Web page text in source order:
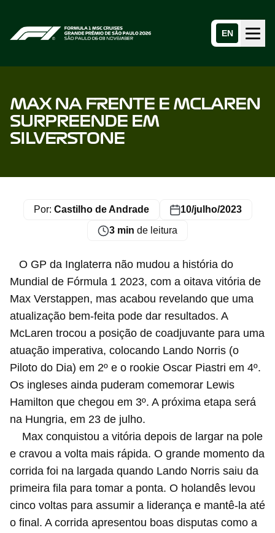
EN
MAX NA FRENTE E MCLAREN
SURPREENDE EM
SILVERSTONE
Por: Castilho de Andrade
10/julho/2023
3 min de leitura
O GP da Inglaterra não mudou a história do
Mundial de Fórmula 1 2023, com a oitava vitória de
Max Verstappen, mas acabou revelando que uma
atualização bem-feita pode dar resultados. A
McLaren trocou a posição de coadjuvante para uma
atuação imperativa, colocando Lando Norris (o
Piloto do Dia) em 2º e o rookie Oscar Piastri em 4º.
Os ingleses ainda puderam comemorar Lewis
Hamilton que chegou em 3º. A próxima etapa será
na Hungria, em 23 de julho.
Max conquistou a vitória depois de largar na pole
e cravou a volta mais rápida. O grande momento da
corrida foi na largada quando Lando Norris saiu da
primeira fila para tomar a ponta. O holandês levou
cinco voltas para assumir a liderança e mantê-la até
o final. A corrida apresentou boas disputas como a